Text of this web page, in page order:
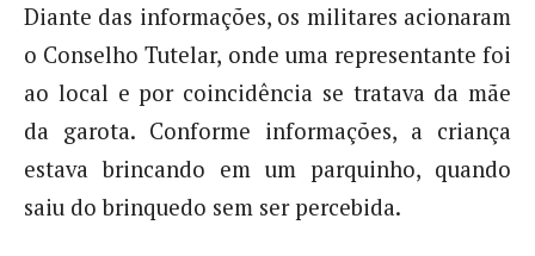
Diante das informações, os militares acionaram
o Conselho Tutelar, onde uma representante foi
ao local e por coincidência se tratava da mãe
da garota. Conforme informações, a criança
estava brincando em um parquinho, quando
saiu do brinquedo sem ser percebida.